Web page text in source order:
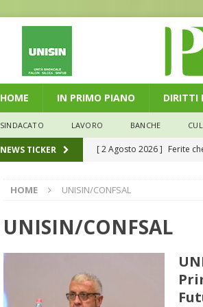
HOME IN PRIMO PIANO DIRITTI
SINDACATO LAVORO BANCHE
NEWS TICKER [ 2 Agosto 2026 ] Ferite
[ 29 Luglio 2026 ]
la media nazionale
debiti sono più leggeri
[ 26 Luglio 2026 ]
Il
HOME UNISIN/CONFSAL
UNISIN/CONFSAL